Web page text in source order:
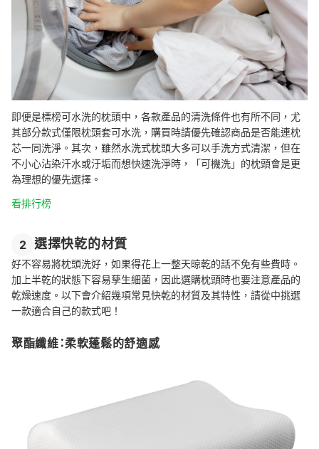
即便是標榜可水洗的枕頭中，各款產品的清洗條件也有所不同，尤
其部分款式僅限枕頭套可水洗，購買時請優先確認商品是否能連枕
芯一同洗淨。其次，雖然水洗式枕頭大多可以手洗方式清潔，但在
不小心沾染汗水或汙垢而想快速洗淨時，「可機洗」的枕頭會是更
為理想的優先選擇。
看排行榜
2 選擇快乾的材質
好不容易將枕頭洗好，如果得花上一整天晾乾的話不免有些費時。
加上半乾的狀態下容易孳生細菌，因此選購枕頭時也要注意產品的
乾燥速度。以下會介紹幾項常見快乾的材質及其特性，請從中挑選
一款適合自己的款式吧！
聚酯纖維：柔軟蓬鬆的舒適感